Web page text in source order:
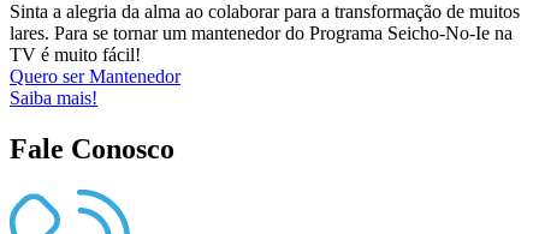
Sinta a alegria da alma ao colaborar para a transformação de muitos
lares. Para se tornar um mantenedor do Programa Seicho-No-Ie na
TV é muito fácil!
Quero ser Mantenedor
Saiba mais!
Fale Conosco